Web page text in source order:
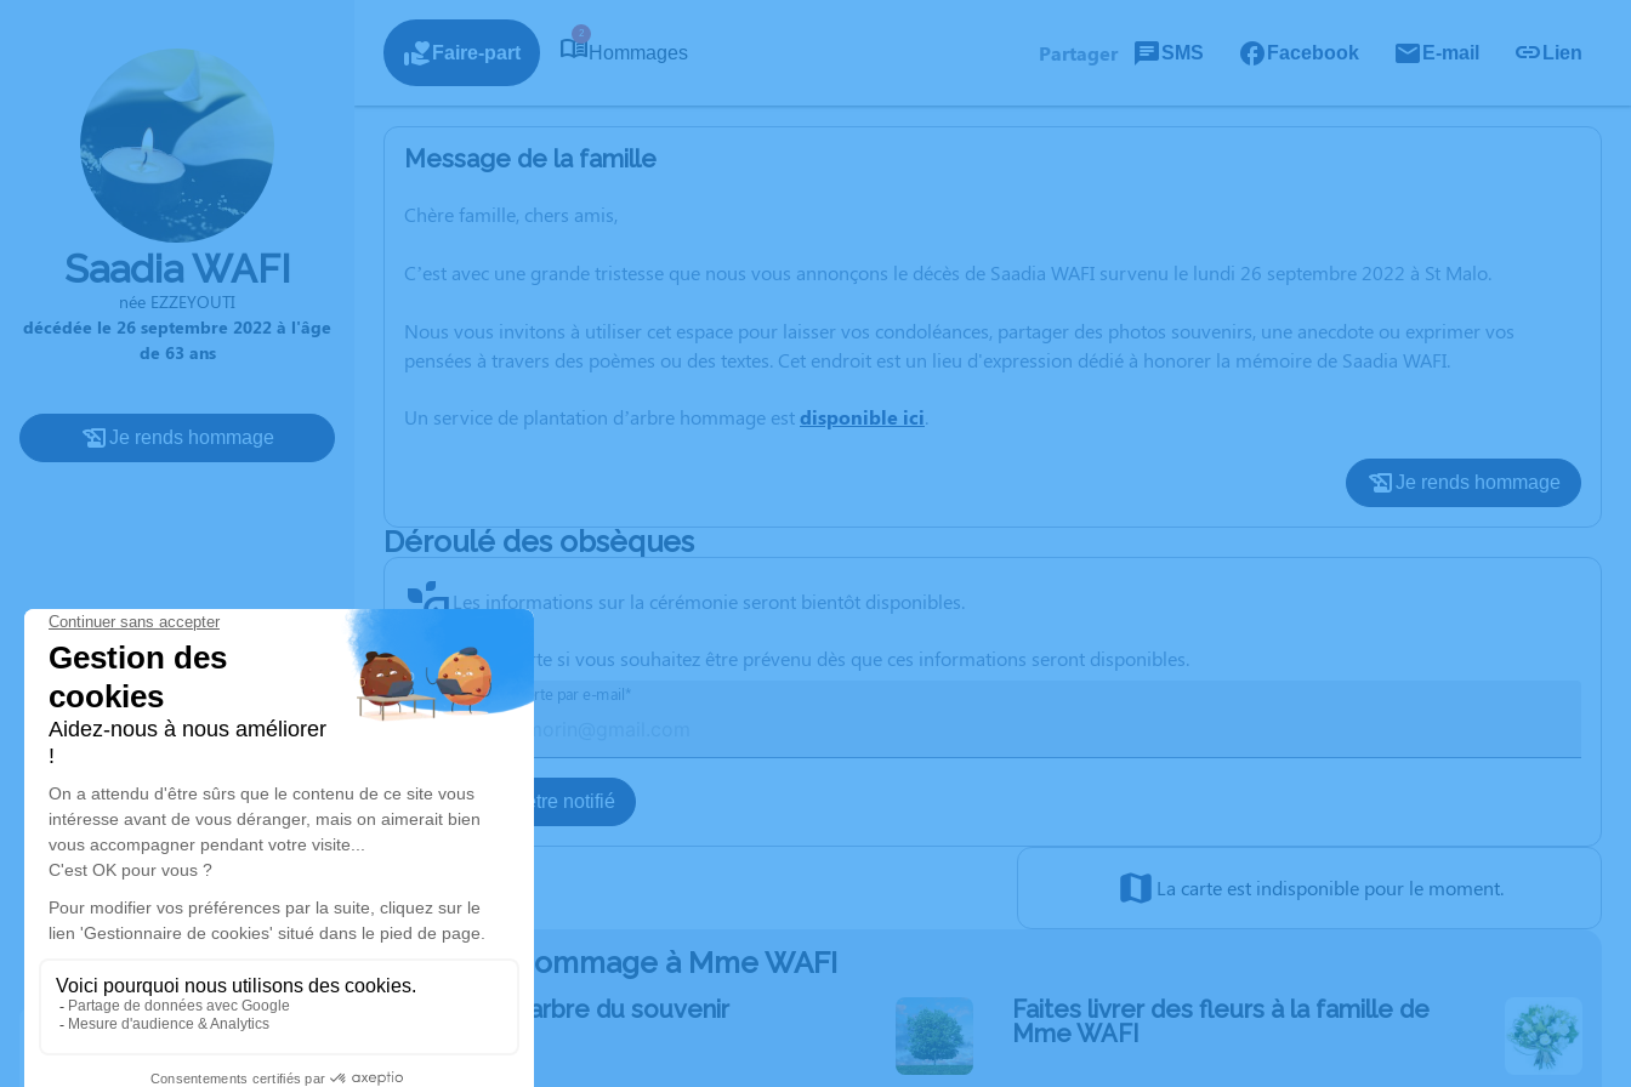
Saadia WAFI
née EZZEYOUTI
décédée le 26 septembre 2022 à l'âge
de 63 ans
Je rends hommage
Faire-part
2
Hommages Partager SMS Facebook E-mail Lien
Message de la famille
Chère famille, chers amis,
C’est avec une grande tristesse que nous vous annonçons le décès de Saadia WAFI survenu le lundi 26 septembre 2022 à St Malo.
Nous vous invitons à utiliser cet espace pour laisser vos condoléances, partager des photos souvenirs, une anecdote ou exprimer vos
pensées à travers des poèmes ou des textes. Cet endroit est un lieu d'expression dédié à honorer la mémoire de Saadia WAFI.
Un service de plantation d’arbre hommage estdisponible ici.
Je rends hommage
Déroulé des obsèques
Les informations sur la cérémonie seront bientôt disponibles.
Activez une alerte si vous souhaitez être prévenu dès que ces informations seront disponibles.
Recevoir une alerte par e-mail*
Je veux être notifié
La carte est indisponible pour le moment.
Rendez hommage à Mme WAFI
Plantez un arbre du souvenir
Faites livrer des fleurs à la famille de
Mme WAFI